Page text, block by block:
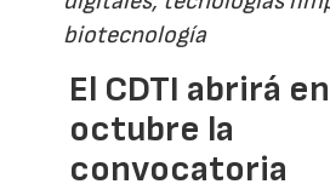
biotecnología
El CDTI abrirá en
octubre la
convocatoria